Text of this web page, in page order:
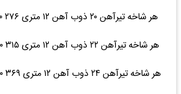
هر شاخه تیرآهن ۲۰ ذوب آهن ۱۲ متری ۲۷۶ ۲۸,۲۰۰,۰۰۰ (۰.۰۰%)۰
هر شاخه تیرآهن ۲۲ ذوب آهن ۱۲ متری ۳۱۵ ۳۷,۰۰۰,۰۰۰ (۰.۰۰%)۰
هر شاخه تیرآهن ۲۴ ذوب آهن ۱۲ متری ۳۶۹ ۳۷,۳۰۰,۰۰۰ (۰.۰۰%)۰